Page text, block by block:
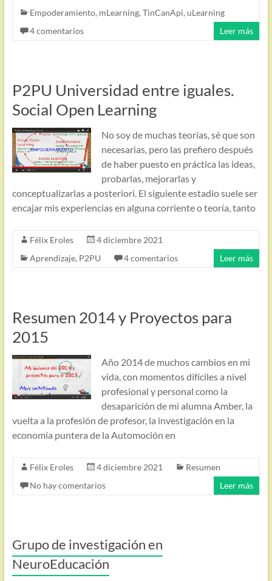
Empoderamiento, mLearning, TinCanApi, uLearning
4 comentarios
Leer más
P2PU Universidad entre iguales.
Social Open Learning
No soy de muchas teorías, sé que son
necesarias, pero las prefiero después
de haber puesto en práctica las ideas,
probarlas, mejorarlas y
conceptualizarlas a posteriori. El siguiente estadio suele ser
encajar mis experiencias en alguna corriente o teoría, tanto
Félix Eroles
4 diciembre 2021
Aprendizaje, P2PU 4 comentarios Leer más
Resumen 2014 y Proyectos para
2015
Año 2014 de muchos cambios en mi
vida, con momentos difíciles a nivel
profesional y personal como la
desaparición de mi alumna Amber, la
vuelta a la profesión de profesor, la investigación en la
economía puntera de la Automoción en
Félix Eroles 4 diciembre 2021
Resumen
No hay comentarios
Leer más
Grupo de investigación en
NeuroEducación